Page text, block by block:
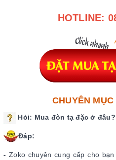
HOTLINE:
CHUYÊN
Hỏi: Mua đòn tạ đặc ở đâu?
Đáp:
-Zoko chuyên cung cấp cho